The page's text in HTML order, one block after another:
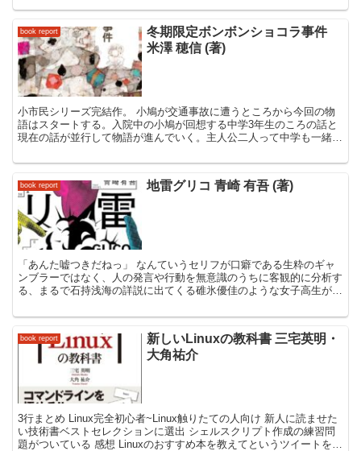
book report
冬期限定ボンボンショコラ事件
米澤 穂信 (著)
小市民シリーズ完結作。 小鳩が交通事故に遭うところから今回の物
語はスタートする。入院中の小鳩が回想する中学3年生のころの話と
現在の話が並行して物語が進んでいく。主人公二人って中学も一緒っ
book report 地雷グリコ 青崎 有吾 (著)
「あんた嘘つきだねっ」 なんていうセリフが口癖である生粋のギャ
ンブラーではなく、人の発言や行動を無意識のうちに客観的に分析す
る、まるで石持浅海の詳説に出てくる碓氷優佳のような女子高生が主
book report
新しいLinuxの教科書 三宅英明・
大角祐介
3行まとめ Linux完全初心者~Linux触りたての人向け 新人に読ませた
い技術書ベストセレクションに選出 シェルスクリプト作成の練習問
題がついている 感想 Linuxのおすすめ本を教えてというツイートをし